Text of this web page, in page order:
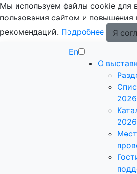
Мы используем файлы cookie для
пользования сайтом и повышения
рекомендаций. Подробнее
Я
En
О
2026
2026